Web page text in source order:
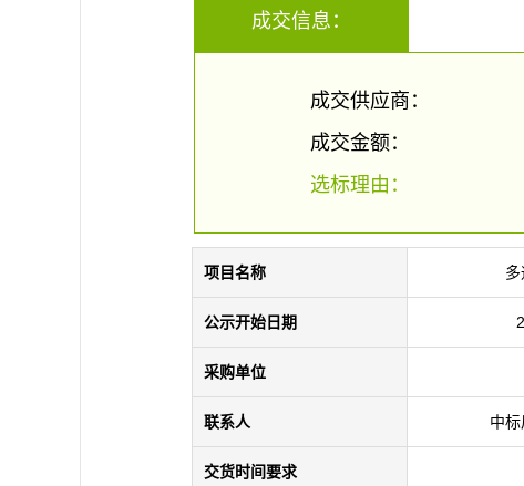
成交信息：
成交供应商：
成交金额：
选标理由：
项目名称
公示开始日期
采购单位
联系人 中
交货时间要求